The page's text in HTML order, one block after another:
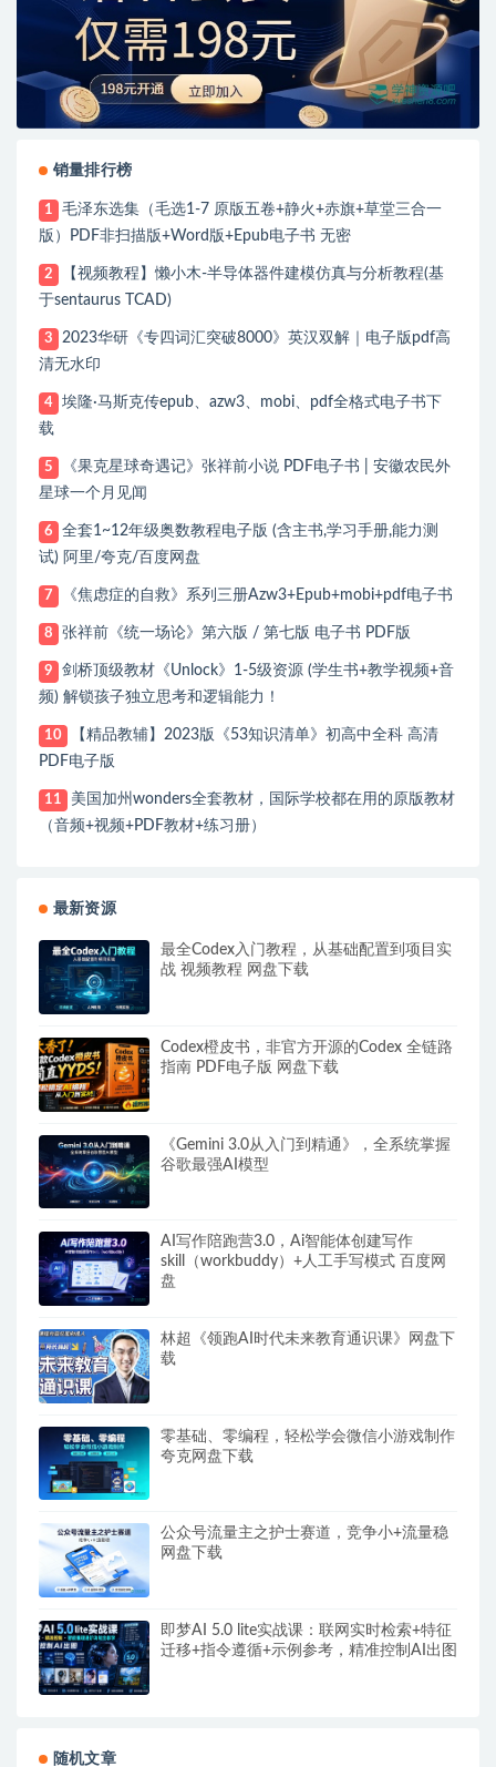
销量排行榜
1
毛泽东选集（毛选1-7 原版五卷+静火+赤旗+草堂三合一
版）PDF非扫描版+Word版+Epub电子书 无密
2
【视频教程】懒小木-半导体器件建模仿真与分析教程(基
于sentaurus TCAD)
3
2023华研《专四词汇突破8000》英汉双解｜电子版pdf高
清无水印
4
埃隆·马斯克传epub、azw3、mobi、pdf全格式电子书下
载
5
《果克星球奇遇记》张祥前小说 PDF电子书 | 安徽农民外
星球一个月见闻
6
全套1~12年级奥数教程电子版 (含主书,学习手册,能力测
试) 阿里/夸克/百度网盘
7 《焦虑症的自救》系列三册Azw3+Epub+mobi+pdf电子书
8 张祥前《统一场论》第六版 / 第七版 电子书 PDF版
9
剑桥顶级教材《Unlock》1-5级资源 (学生书+教学视频+音
频) 解锁孩子独立思考和逻辑能力！
10
【精品教辅】2023版《53知识清单》初高中全科 高清
PDF电子版
11
美国加州wonders全套教材，国际学校都在用的原版教材
（音频+视频+PDF教材+练习册）
最新资源
最全Codex入门教程，从基础配置到项目实
战 视频教程 网盘下载
Codex橙皮书，非官方开源的Codex 全链路
指南 PDF电子版 网盘下载
《Gemini 3.0从入门到精通》，全系统掌握
谷歌最强AI模型
AI写作陪跑营3.0，Ai智能体创建写作
skill（workbuddy）+人工手写模式 百度网
盘
林超《领跑AI时代未来教育通识课》网盘下
载
零基础、零编程，轻松学会微信小游戏制作
夸克网盘下载
公众号流量主之护士赛道，竞争小+流量稳
网盘下载
即梦AI 5.0 lite实战课：联网实时检索+特征
迁移+指令遵循+示例参考，精准控制AI出图
随机文章